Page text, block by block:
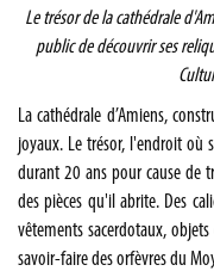
Le trésor de la cathédrale
public de découvrir ses
La cathédrale d’Amiens,
joyaux. Le trésor, l'endroit où
durant 20 ans pour cause de
des pièces qu'il abrite. Des
vêtements sacerdotaux,
savoir-faire des orfèvres du